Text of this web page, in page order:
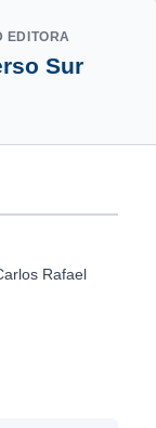
EDITORA
Sur
Rafael